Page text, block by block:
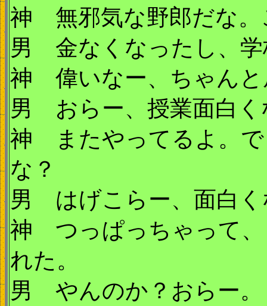
神 無邪気な野郎だな。
男 金なくなったし、学
神 偉いなー、ちゃんと
男 おらー、授業面白く
神 またやってるよ。で
な？
男 はげこらー、面白く
神 つっぱっちゃって、
れた。
男 やんのか？おらー。